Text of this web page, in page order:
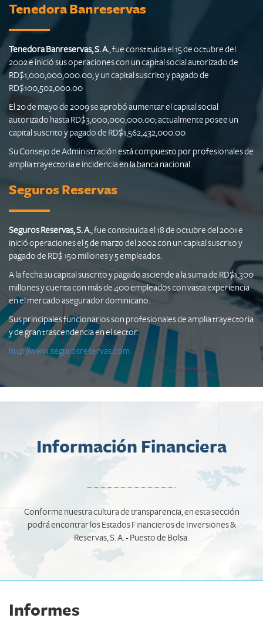
Tenedora Banreservas
Tenedora Banreservas, S. A., fue constituida el 15 de octubre del
2002 e inició sus operaciones con un capital social autorizado de
RD$1,000,000,000.00, y un capital suscrito y pagado de
RD$100,502,000.00
El 20 de mayo de 2009 se aprobó aumentar el capital social
autorizado hasta RD$3,000,000,000.00; actualmente posee un
capital suscrito y pagado de RD$1,562,432,000.00
Su Consejo de Administración está compuesto por profesionales de
amplia trayectoria e incidencia en la banca nacional.
Seguros Reservas
Seguros Reservas, S. A., fue constituida el 18 de octubre del 2001 e
inició operaciones el 5 de marzo del 2002 con un capital suscrito y
pagado de RD$ 150 millones y 5 empleados.
A la fecha su capital suscrito y pagado asciende a la suma de RD$1,300
millones y cuenta con más de 400 empleados con vasta experiencia
en el mercado asegurador dominicano.
Sus principales funcionarios son profesionales de amplia trayectoria
y de gran trascendencia en el sector.
http://www.segurosreservas.com
Información Financiera
Conforme nuestra cultura de transparencia, en esta sección
podrá encontrar los Estados Financieros de Inversiones &
Reservas, S. A. - Puesto de Bolsa.
Informes